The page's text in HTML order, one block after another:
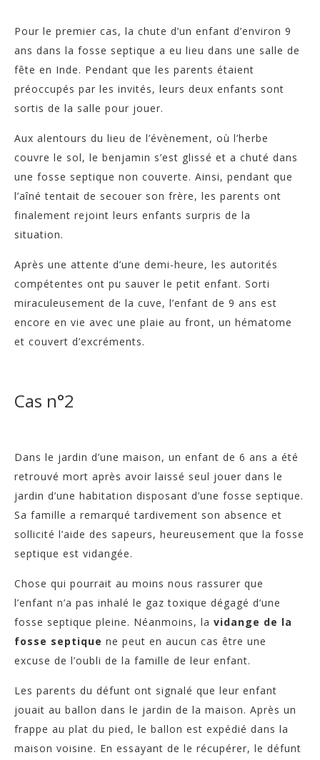
Pour le premier cas, la chute d’un enfant d’environ 9
ans dans la fosse septique a eu lieu dans une salle de
fête en Inde. Pendant que les parents étaient
préoccupés par les invités, leurs deux enfants sont
sortis de la salle pour jouer.
Aux alentours du lieu de l’évènement, où l’herbe
couvre le sol, le benjamin s’est glissé et a chuté dans
une fosse septique non couverte. Ainsi, pendant que
l’aîné tentait de secouer son frère, les parents ont
finalement rejoint leurs enfants surpris de la
situation.
Après une attente d’une demi-heure, les autorités
compétentes ont pu sauver le petit enfant. Sorti
miraculeusement de la cuve, l’enfant de 9 ans est
encore en vie avec une plaie au front, un hématome
et couvert d’excréments.
Cas n°2
Dans le jardin d’une maison, un enfant de 6 ans a été
retrouvé mort après avoir laissé seul jouer dans le
jardin d’une habitation disposant d’une fosse septique.
Sa famille a remarqué tardivement son absence et
sollicité l’aide des sapeurs, heureusement que la fosse
septique est vidangée.
Chose qui pourrait au moins nous rassurer que
l’enfant n’a pas inhalé le gaz toxique dégagé d’une
fosse septique pleine. Néanmoins, la vidange de la
fosse septique ne peut en aucun cas être une
excuse de l’oubli de la famille de leur enfant.
Les parents du défunt ont signalé que leur enfant
jouait au ballon dans le jardin de la maison. Après un
frappe au plat du pied, le ballon est expédié dans la
maison voisine. En essayant de le récupérer, le défunt